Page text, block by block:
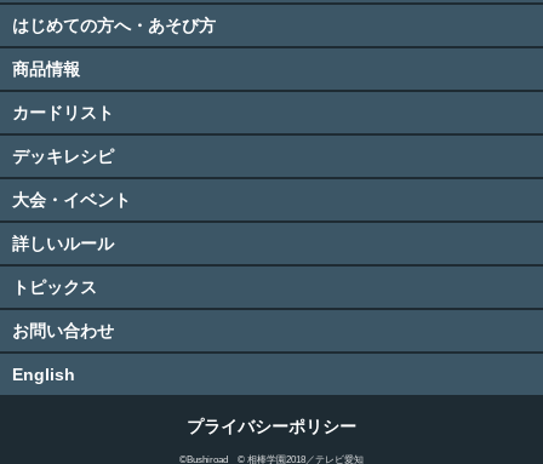
はじめての方へ・あそび方
商品情報
カードリスト
デッキレシピ
大会・イベント
詳しいルール
トピックス
お問い合わせ
English
プライバシーポリシー
©Bushiroad © 相棒学園2018／テレビ愛知